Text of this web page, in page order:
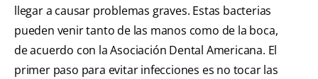
llegar a causar problemas graves. Estas bacterias
pueden venir tanto de las manos como de la boca,
de acuerdo con la Asociación Dental Americana. El
primer paso para evitar infecciones es no tocar las